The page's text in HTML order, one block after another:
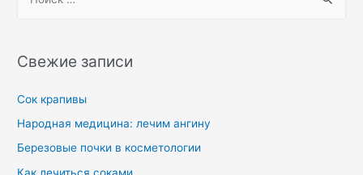
Свежие записи
Сок крапивы
Народная медицина: лечим ангину
Березовые почки в косметологии
Как лечиться соками